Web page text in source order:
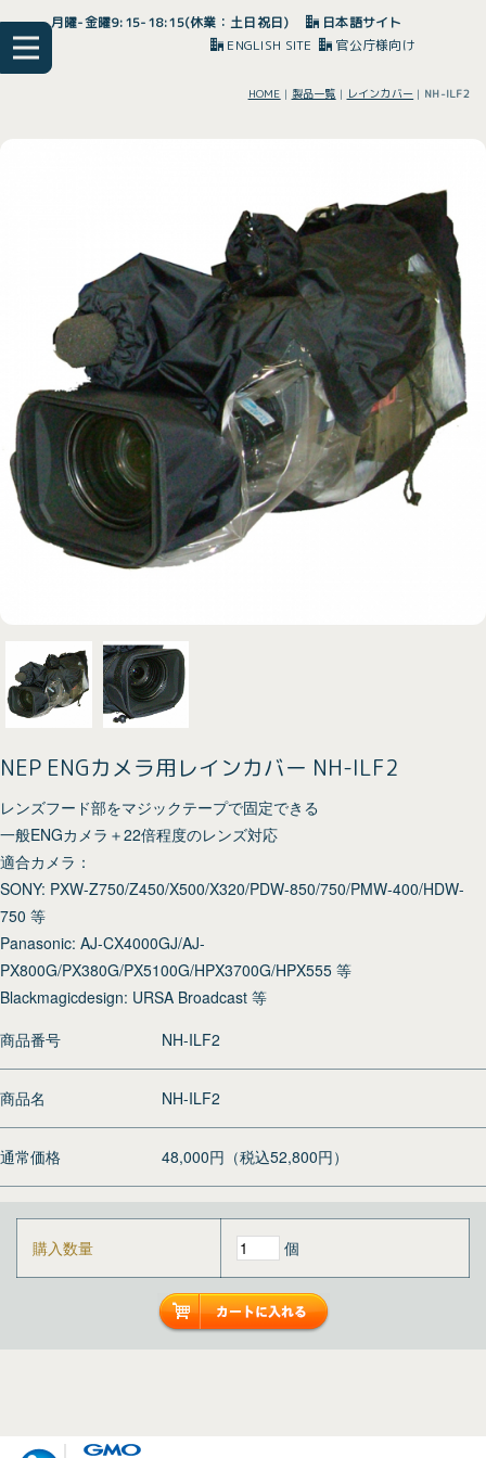
月曜-金曜9:15-18:15(休業：土日祝日)
日本語サイト
ENGLISH SITE
官公庁様向け
HOME | 製品一覧 | レインカバー | NH-ILF2
NEP ENGカメラ用レインカバー NH-ILF2
レンズフード部をマジックテープで固定できる
一般ENGカメラ＋22倍程度のレンズ対応
適合カメラ：
SONY: PXW-Z750/Z450/X500/X320/PDW-850/750/PMW-400/HDW-
750 等
Panasonic: AJ-CX4000GJ/AJ-
PX800G/PX380G/PX5100G/HPX3700G/HPX555 等
Blackmagicdesign: URSA Broadcast 等
商品番号
NH-ILF2
商品名 NH-ILF2
通常価格 48,000円（税込52,800円）
購入数量 個